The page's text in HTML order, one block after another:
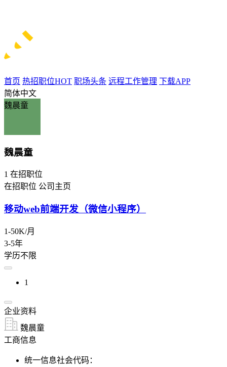
首页 热招职位HOT 职场头条 远程工作管理 下载APP
简体中文
魏晨童
魏晨童
1 在招职位
在招职位 公司主页
移动web前端开发（微信小程序）
1-50K/月
3-5年
学历不限
1
企业资料
魏晨童
工商信息
统一信息社会代码：